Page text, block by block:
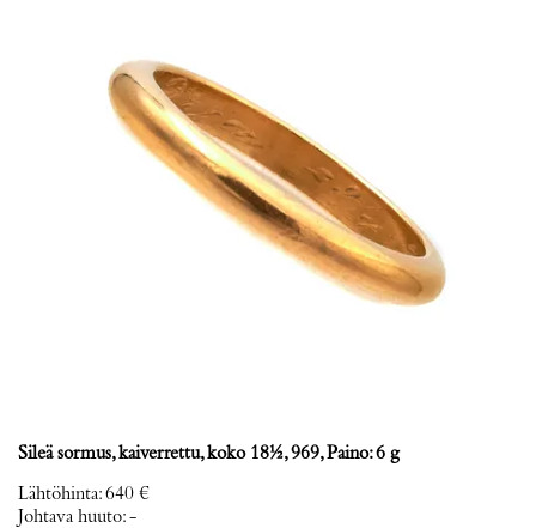
Sileä sormus, kaiverrettu, koko 18½, 969, Paino: 6 g
Lähtöhinta:640 €
Johtava huuto:-